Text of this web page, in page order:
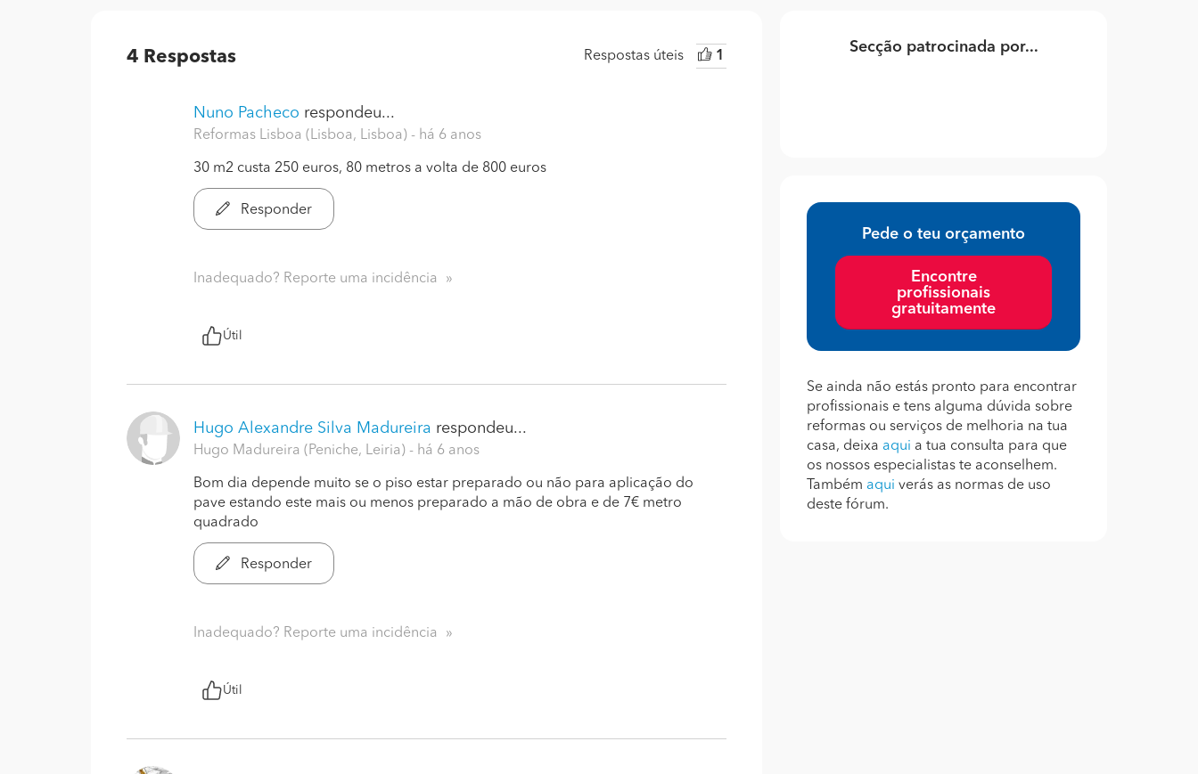
4 Respostas Respostas úteis 1
Nuno Pacheco respondeu...
Reformas Lisboa (Lisboa, Lisboa) - há 6 anos
30 m2 custa 250 euros, 80 metros a volta de 800 euros
Responder
Inadequado? Reporte uma incidência
Útil
Hugo Alexandre Silva Madureira respondeu...
Hugo Madureira (Peniche, Leiria) - há 6 anos
Bom dia depende muito se o piso estar preparado ou não para aplicação do
pave estando este mais ou menos preparado a mão de obra e de 7€ metro
quadrado
Responder
Inadequado? Reporte uma incidência
Útil
Secção patrocinada por...
Pede o teu orçamento
Encontre
profissionais
gratuitamente
Se ainda não estás pronto para encontrar
profissionais e tens alguma dúvida sobre
reformas ou serviços de melhoria na tua
casa, deixa aqui a tua consulta para que
os nossos especialistas te aconselhem.
Também aqui verás as normas de uso
deste fórum.